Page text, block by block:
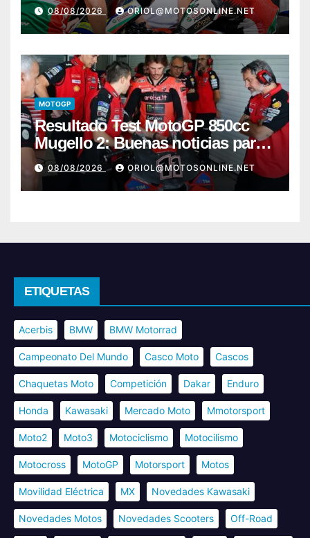
08/08/2026 ORIOL@MOTOSONLINE.NET
MOTOGP
Resultado Test MotoGP 850cc
Mugello 2: Buenas noticias para
Márquez y Acosta
08/08/2026 ORIOL@MOTOSONLINE.NET
ETIQUETAS
Acerbis BMW BMW Motorrad
Campeonato Del Mundo Casco Moto Cascos
Chaquetas Moto Competición Dakar Enduro
Honda Kawasaki Mercado Moto Mmotorsport
Moto2 Moto3 Motociclismo Motocilismo
Motocross MotoGP Motorsport Motos
Movilidad Eléctrica MX Novedades Kawasaki
Novedades Motos Novedades Scooters Off-Road